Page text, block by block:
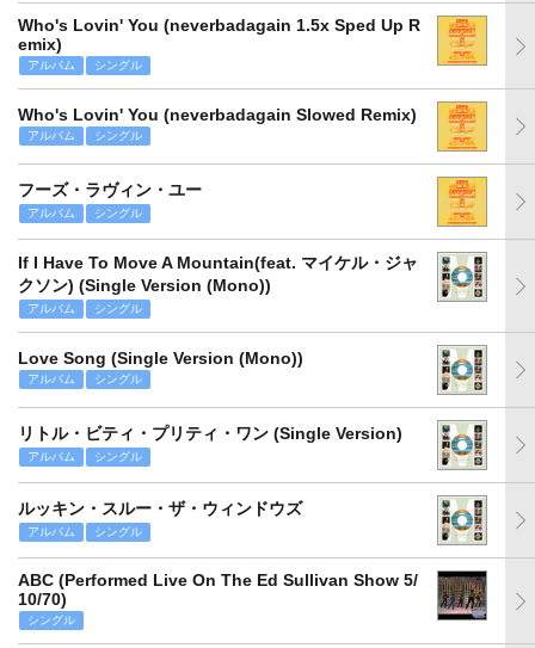
Who's Lovin' You (neverbadagain 1.5x Sped Up R
emix)
アルバム シングル
Who's Lovin' You (neverbadagain Slowed Remix)
アルバム シングル
フーズ・ラヴィン・ユー
アルバム シングル
If I Have To Move A Mountain(feat. マイケル・ジャ
クソン) (Single Version (Mono))
アルバム シングル
Love Song (Single Version (Mono))
アルバム シングル
リトル・ビティ・プリティ・ワン (Single Version)
アルバム シングル
ルッキン・スルー・ザ・ウィンドウズ
アルバム シングル
ABC (Performed Live On The Ed Sullivan Show 5/
10/70)
シングル